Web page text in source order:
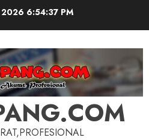
2026 6:54:37 PM